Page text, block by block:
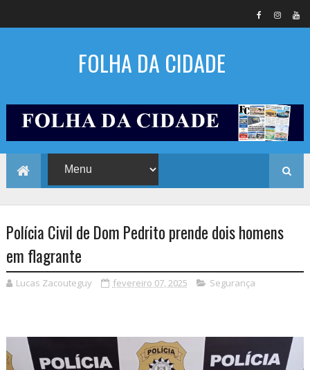
FOLHA DA CIDADE
Polícia Civil de Dom Pedrito prende dois homens
em flagrante
Lucas Zacouteguy fevereiro 07, 2025 Segurança